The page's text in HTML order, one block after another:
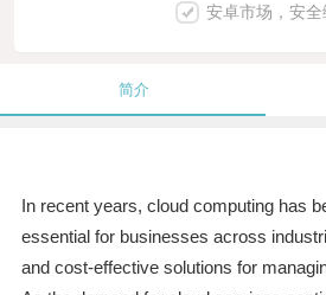
安卓市场，安全
简介
In recent years, cloud computing has
essential for businesses across
and cost-effective solutions for